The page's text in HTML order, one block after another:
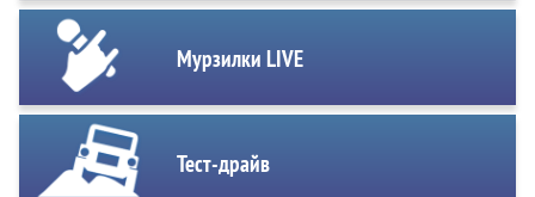
Мурзилки LIVE
Тест-драйв